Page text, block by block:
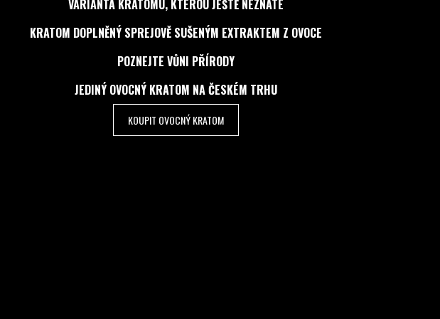
VARIANTA KRATOMU, KTEROU JEŠTĚ NEZNÁTE
KRATOM DOPLNĚNÝ SPREJOVĚ SUŠENÝM EXTRAKTEM Z OVOCE
POZNEJTE VŮNI PŘÍRODY
JEDINÝ OVOCNÝ KRATOM NA ČESKÉM TRHU
KOUPIT OVOCNÝ KRATOM